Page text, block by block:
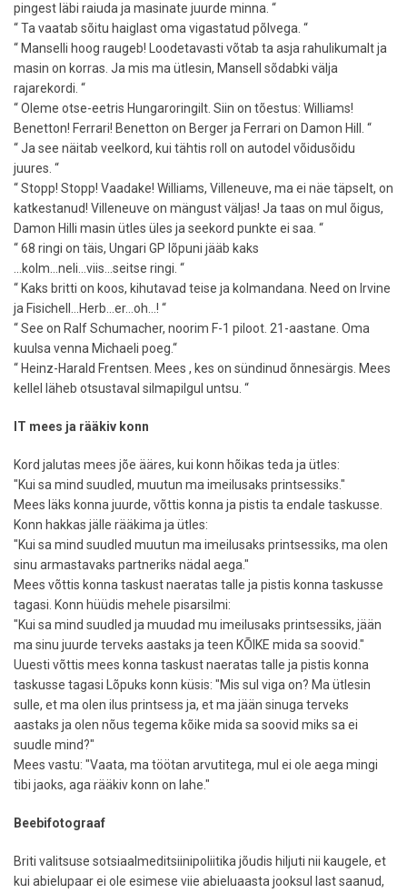
pingest läbi raiuda ja masinate juurde minna. “
“ Ta vaatab sõitu haiglast oma vigastatud põlvega. “
“ Manselli hoog raugeb! Loodetavasti võtab ta asja rahulikumalt ja
masin on korras. Ja mis ma ütlesin, Mansell sõdabki välja
rajarekordi. “
“ Oleme otse-eetris Hungaroringilt. Siin on tõestus: Williams!
Benetton! Ferrari! Benetton on Berger ja Ferrari on Damon Hill. “
“ Ja see näitab veelkord, kui tähtis roll on autodel võidusõidu
juures. “
“ Stopp! Stopp! Vaadake! Williams, Villeneuve, ma ei näe täpselt, on
katkestanud! Villeneuve on mängust väljas! Ja taas on mul õigus,
Damon Hilli masin ütles üles ja seekord punkte ei saa. “
“ 68 ringi on täis, Ungari GP lõpuni jääb kaks
...kolm...neli...viis...seitse ringi. “
“ Kaks britti on koos, kihutavad teise ja kolmandana. Need on Irvine
ja Fisichell...Herb...er...oh...! “
“ See on Ralf Schumacher, noorim F-1 piloot. 21-aastane. Oma
kuulsa venna Michaeli poeg.“
“ Heinz-Harald Frentsen. Mees , kes on sündinud õnnesärgis. Mees
kellel läheb otsustaval silmapilgul untsu. “
IT mees ja rääkiv konn
Kord jalutas mees jõe ääres, kui konn hõikas teda ja ütles:
"Kui sa mind suudled, muutun ma imeilusaks printsessiks."
Mees läks konna juurde, võttis konna ja pistis ta endale taskusse.
Konn hakkas jälle rääkima ja ütles:
"Kui sa mind suudled muutun ma imeilusaks printsessiks, ma olen
sinu armastavaks partneriks nädal aega."
Mees võttis konna taskust naeratas talle ja pistis konna taskusse
tagasi. Konn hüüdis mehele pisarsilmi:
"Kui sa mind suudled ja muudad mu imeilusaks printsessiks, jään
ma sinu juurde terveks aastaks ja teen KÕIKE mida sa soovid."
Uuesti võttis mees konna taskust naeratas talle ja pistis konna
taskusse tagasi Lõpuks konn küsis: "Mis sul viga on? Ma ütlesin
sulle, et ma olen ilus printsess ja, et ma jään sinuga terveks
aastaks ja olen nõus tegema kõike mida sa soovid miks sa ei
suudle mind?"
Mees vastu: "Vaata, ma töötan arvutitega, mul ei ole aega mingi
tibi jaoks, aga rääkiv konn on lahe."
Beebifotograaf
Briti valitsuse sotsiaalmeditsiinipoliitika jõudis hiljuti nii kaugele, et
kui abielupaar ei ole esimese viie abieluaasta jooksul last saanud,